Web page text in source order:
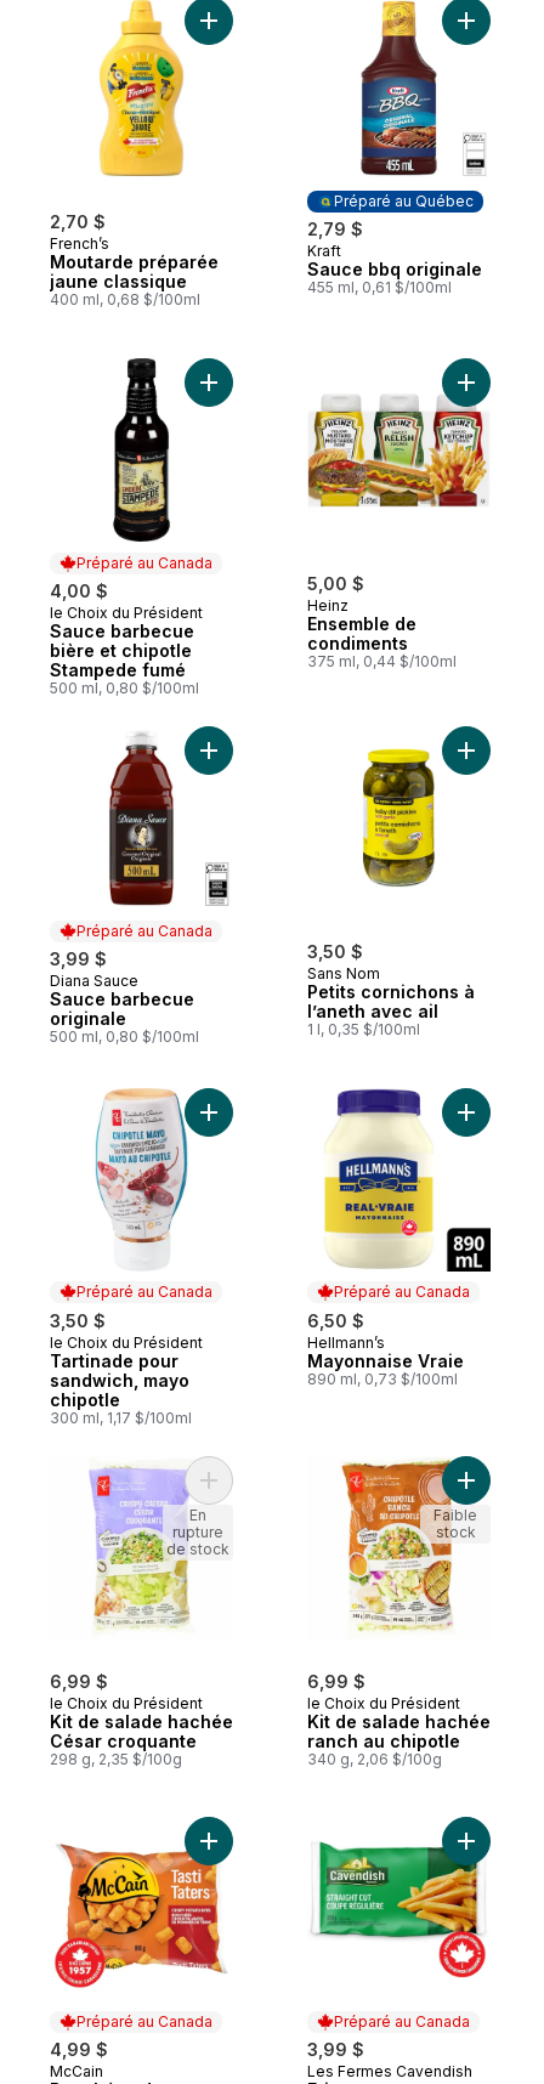
2,70 $
French’s
Moutarde préparée
jaune classique
400 ml, 0,68 $/100ml
Ajouter Moutarde préparée jaune
Préparé au Québec
2,79 $
Préparé au Québec
Kraft
Sauce bbq originale
455 ml, 0,61 $/100ml
Ajouter
Préparé au Canada
4,00 $
Préparé au Canada
le Choix du Président
Sauce barbecue
bière et chipotle
Stampede fumé
500 ml, 0,80 $/100ml
Ajouter Sauce barbecue bière et
5,00 $
Heinz
Ensemble de
condiments
375 ml, 0,44 $/100ml
Ajouter
Préparé au Canada
3,99 $
Préparé au Canada
Diana Sauce
Sauce barbecue
originale
500 ml, 0,80 $/100ml
Ajouter Sauce barbecue originale au
3,50 $
Sans Nom
Petits cornichons à
l’aneth avec ail
1 l, 0,35 $/100ml
Ajouter
Préparé au Canada
3,50 $
Préparé au Canada
le Choix du Président
Tartinade pour
sandwich, mayo
chipotle
300 ml, 1,17 $/100ml
Ajouter Tartinade pour sandwich, mayo
Préparé au Canada
6,50 $
Préparé au Canada
Hellmann’s
Mayonnaise Vraie
890 ml, 0,73 $/100ml
Ajouter
6,99 $
le Choix du Président
Kit de salade hachée
César croquante
298 g, 2,35 $/100g
Ajouter Kit de salade hachée César
En
rupture
de stock
6,99 $
le Choix du Président
Kit de salade hachée
ranch au chipotle
340 g, 2,06 $/100g
Ajouter
Faible
stock
Préparé au Canada
4,99 $
Préparé au Canada
McCain
Ajouter Bouchées de pommes de terre
Préparé au Canada
3,99 $
Préparé au Canada
Les Fermes Cavendish